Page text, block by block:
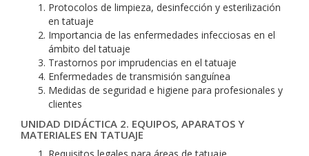
Protocolos de limpieza, desinfección y esterilización
en tatuaje
Importancia de las enfermedades infecciosas en el
ámbito del tatuaje
Trastornos por imprudencias en el tatuaje
Enfermedades de transmisión sanguínea
Medidas de seguridad e higiene para profesionales y
clientes
UNIDAD DIDÁCTICA 2. EQUIPOS, APARATOS Y
MATERIALES EN TATUAJE